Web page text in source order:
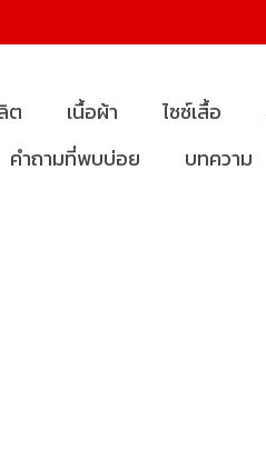
ต เนื้อผ้า ไซซ์เสื้อ
คำถามที่พบบ่อย บทความ